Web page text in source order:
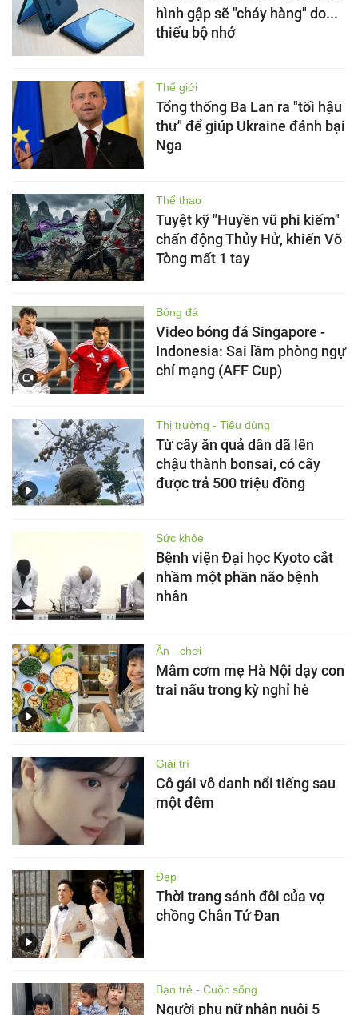
hình gập sẽ "cháy hàng" do...
thiếu bộ nhớ
Thế giới
Tổng thống Ba Lan ra "tối hậu
thư" để giúp Ukraine đánh bại
Nga
Thể thao
Tuyệt kỹ "Huyền vũ phi kiếm"
chấn động Thủy Hử, khiến Võ
Tòng mất 1 tay
Bóng đá
Video bóng đá Singapore -
Indonesia: Sai lầm phòng ngự
chí mạng (AFF Cup)
Thị trường - Tiêu dùng
Từ cây ăn quả dân dã lên
chậu thành bonsai, có cây
được trả 500 triệu đồng
Sức khỏe
Bệnh viện Đại học Kyoto cắt
nhầm một phần não bệnh
nhân
Ăn - chơi
Mâm cơm mẹ Hà Nội dạy con
trai nấu trong kỳ nghỉ hè
Giải trí
Cô gái vô danh nổi tiếng sau
một đêm
Đẹp
Thời trang sánh đôi của vợ
chồng Chân Tử Đan
Bạn trẻ - Cuộc sống
Người phụ nữ nhận nuôi 5